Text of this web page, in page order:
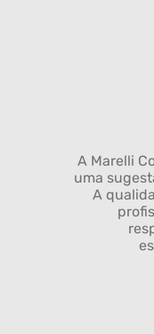
A Marelli
uma
A